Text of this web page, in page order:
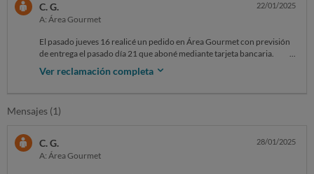
C. G.
A: Área Gourmet
22/01/2025
El pasado jueves 16 realicé un pedido en Área Gourmet con previsión
de entrega el pasado día 21 que aboné mediante tarjeta bancaria.
La empresa no responde a ningun medio de contacto (mail o whatsap).
Veo que somos muchas las personas afectadas.
Ver reclamación completa
Mensajes (1)
C. G.
A: Área Gourmet
28/01/2025